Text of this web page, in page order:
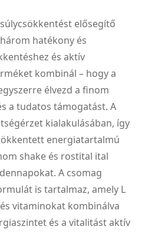
elősegítő
hatékony és
és aktív
kombinál – hogy a
élvezd a finom
a tudatos támogatást. A
kialakulásában, így
energiatartalmú
shake és rostital ital
A csomag
is tartalmaz, amely L
vitaminokat kombinálva
és a vitalitást aktív